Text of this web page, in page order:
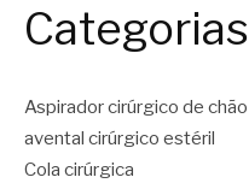
Categorias
Aspirador cirúrgico de chão
avental cirúrgico estéril
Cola cirúrgica